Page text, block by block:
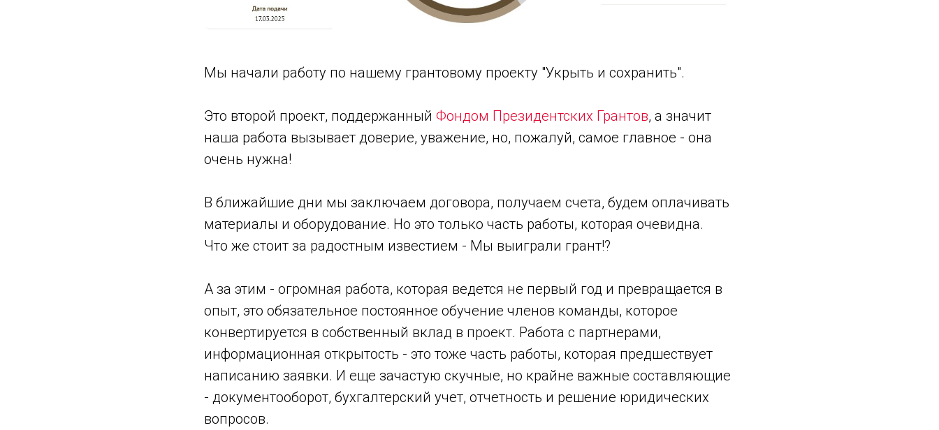
Мы начали работу по нашему грантовому проекту "Укрыть и сохранить".
Это второй проект, поддержанный Фондом Президентских Грантов, а значит
наша работа вызывает доверие, уважение, но, пожалуй, самое главное - она
очень нужна!
В ближайшие дни мы заключаем договора, получаем счета, будем оплачивать
материалы и оборудование. Но это только часть работы, которая очевидна.
Что же стоит за радостным известием - Мы выиграли грант!?
А за этим - огромная работа, которая ведется не первый год и превращается в
опыт, это обязательное постоянное обучение членов команды, которое
конвертируется в собственный вклад в проект. Работа с партнерами,
информационная открытость - это тоже часть работы, которая предшествует
написанию заявки. И еще зачастую скучные, но крайне важные составляющие
- документооборот, бухгалтерский учет, отчетность и решение юридических
вопросов.